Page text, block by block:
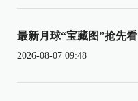
最新月球“宝藏图”抢先看
2026-08-07 09:48